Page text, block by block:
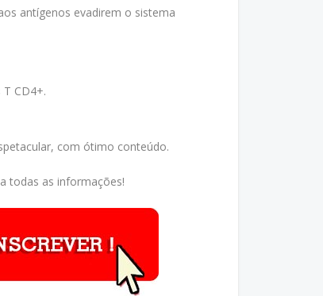
antígenos evadirem o sistema
CD4+.
com ótimo conteúdo.
todas as informações!